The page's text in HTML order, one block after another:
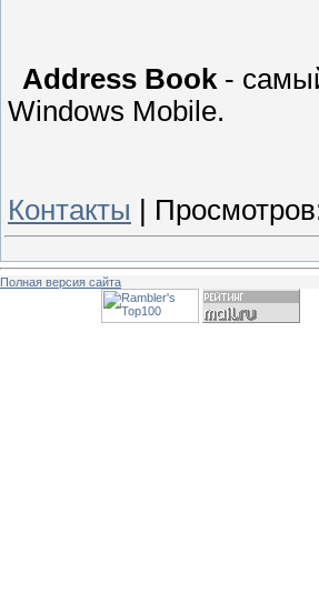
Address Book -
Windows Mobile.
Контакты
Полная версия сайта